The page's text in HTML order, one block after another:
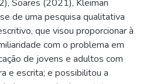
Soares (2021), Kleiman
de uma pesquisa qualitativa
que visou proporcionar à
com o problema em
de jovens e adultos com
e escrita; e possibilitou a